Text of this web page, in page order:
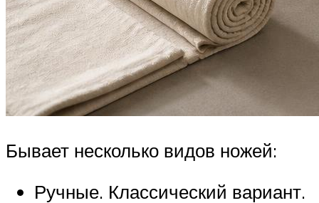
Бывает несколько видов ножей:
Ручные. Классический вариант.